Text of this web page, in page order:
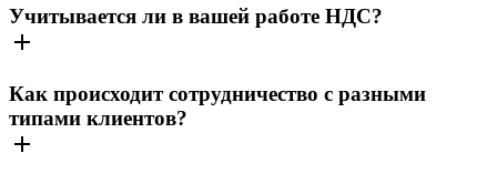
Учитывается ли в вашей работе НДС?
Как происходит сотрудничество с разными
типами клиентов?